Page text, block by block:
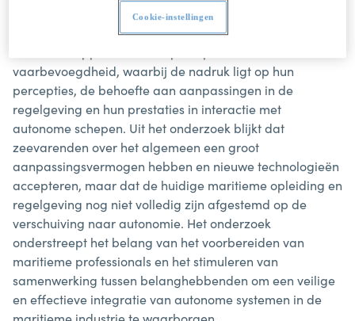
Dit onderzoek gaat in op de impact van maritieme
vaarbevoegdheid, waarbij de nadruk ligt op hun
percepties, de behoefte aan aanpassingen in de
regelgeving en hun prestaties in interactie met
autonome schepen. Uit het onderzoek blijkt dat
zeevarenden over het algemeen een groot
aanpassingsvermogen hebben en nieuwe technologieën
accepteren, maar dat de huidige maritieme opleiding en
regelgeving nog niet volledig zijn afgestemd op de
verschuiving naar autonomie. Het onderzoek
onderstreept het belang van het voorbereiden van
maritieme professionals en het stimuleren van
samenwerking tussen belanghebbenden om een veilige
en effectieve integratie van autonome systemen in de
Cookie-instellingen